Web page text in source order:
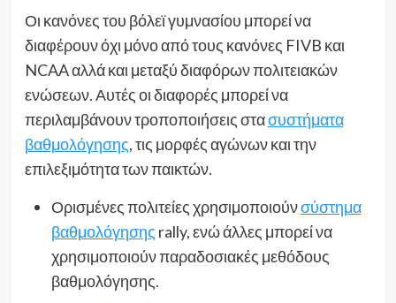
Οι κανόνες του βόλεϊ γυμνασίου μπορεί να
διαφέρουν όχι μόνο από τους κανόνες FIVB και
NCAA αλλά και μεταξύ διαφόρων πολιτειακών
ενώσεων. Αυτές οι διαφορές μπορεί να
περιλαμβάνουν τροποποιήσεις στασυστήματα
βαθμολόγησης, τις μορφές αγώνων και την
επιλεξιμότητα των παικτών.
Ορισμένες πολιτείες χρησιμοποιούνσύστημα
βαθμολόγησης rally, ενώ άλλες μπορεί να
χρησιμοποιούν παραδοσιακές μεθόδους
βαθμολόγησης.